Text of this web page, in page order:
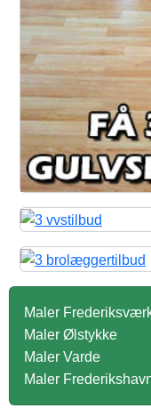
Maler
Maler Ølstykke
Maler Varde
Maler